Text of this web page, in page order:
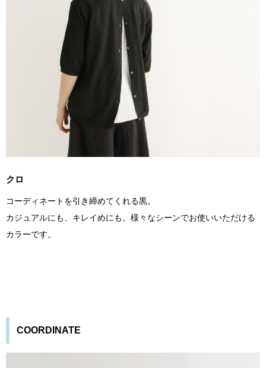
クロ
コーディネートを引き締めてくれる黒。
カジュアルにも、キレイめにも。様々なシーンでお使いいただける
カラーです。
COORDINATE